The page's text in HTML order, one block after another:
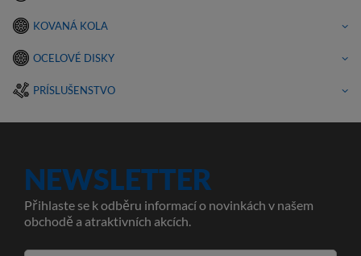
KOVANÁ KOLA
OCELOVÉ DISKY
PRÍSLUŠENSTVO
NEWSLETTER
Přihlaste se k odběru informací o novinkách v našem
obchodě a atraktivních akcích.